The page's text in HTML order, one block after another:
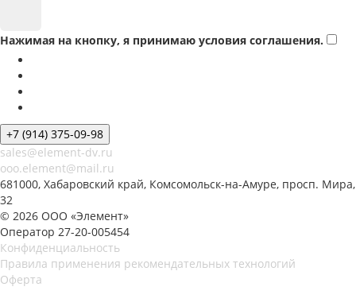
Нажимая на кнопку, я принимаю условия соглашения.
+7 (914) 375-09-98
sales@element-dv.ru
ooo.element@mail.ru
681000, Хабаровский край, Комсомольск-на-Амуре, просп. Мира,
32
© 2026 ООО «Элемент»
Оператор 27-20-005454
Конфиденциальность
Правила применения рекомендательных технологий
Оферта